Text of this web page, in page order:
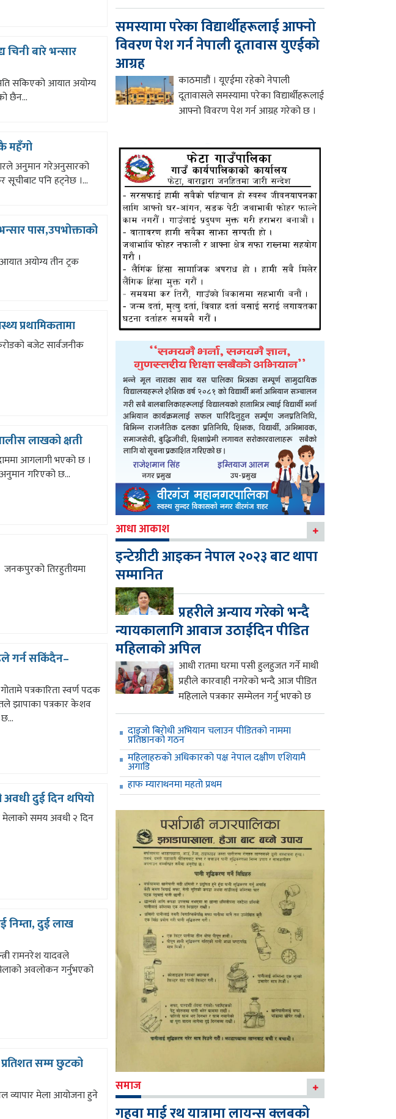
चिनी बारे भन्सार
सकिएको आयात अयोग्य
छैन...
महँगो
अनुमान गरेअनुसारको
सूचीबाट पनि हट्नेछ ।...
पास,उपभोक्ताको
अयोग्य तीन ट्रक
प्रथामिकतामा
बजेट सार्वजनीक
लाखको क्षती
आगलागी भएको छ ।
गरिएको छ...
जनकपुरको तिरहुतीयमा
गर्न सकिंदैन–
पत्रकारिता स्वर्ण पदक
झापाका पत्रकार केशव
अवधी दुई दिन थपियो
मेलाको समय अवधी २ दिन
निम्ता, दुई लाख
रामनरेश यादवले
अवलोकन गर्नुभएको
सम्म छुटको
व्यापार मेला आयोजना हुने
समस्यामा परेका विद्यार्थीहरूलाई आफ्नो
विवरण पेश गर्न नेपाली दूतावास युएईको
आग्रह
काठमाडौं । यूएईमा रहेको नेपाली
दूतावासले समस्यामा परेका विद्यार्थीहरूलाई
आफ्नो विवरण पेश गर्न आग्रह गरेको छ ।
आधा आकाश
इन्टेग्रीटी आइकन नेपाल २०२३ बाट थापा
सम्मानित
प्रहरीले अन्याय गरेको भन्दै
न्यायकालागि आवाज उठाईदिन पीडित
महिलाको अपिल
आधी रातमा घरमा पसी हुलहुजत गर्ने माथी
प्रहीले कारवाही नगरेको भन्दै आज पीडित
महिलाले पत्रकार सम्मेलन गर्नु भएको छ
दाइजो बिरोधी अभियान चलाउन पीडितको नाममा
प्रतिष्ठानको गठन
महिलाहरुको अधिकारको पक्ष नेपाल दक्षीण एशियामै
अगाडि
हाफ म्याराथनमा महतो प्रथम
समाज
गहवा माई रथ यात्रामा लायन्स क्लबको